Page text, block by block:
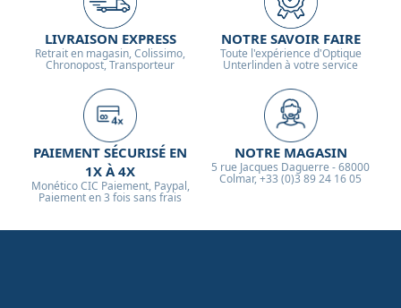
LIVRAISON EXPRESS
Retrait en magasin, Colissimo,
Chronopost, Transporteur
NOTRE SAVOIR FAIRE
Toute l'expérience d'Optique
Unterlinden à votre service
PAIEMENT SÉCURISÉ EN
1X À 4X
Monético CIC Paiement, Paypal,
Paiement en 3 fois sans frais
NOTRE MAGASIN
5 rue Jacques Daguerre - 68000
Colmar, +33 (0)3 89 24 16 05